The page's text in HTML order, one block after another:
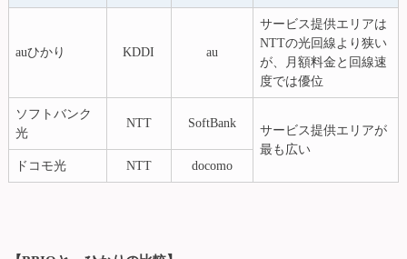
auひかり KDDI au
サービス提供エリアは
NTTの光回線より狭い
が、月額料金と回線速
度では優位
ソフトバンク
光
NTT SoftBank
サービス提供エリアが
最も広い
ドコモ光
NTT docomo